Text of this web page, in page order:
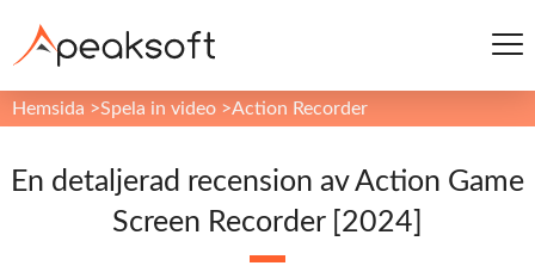
Hemsida >Spela in video >Action Recorder
En detaljerad recension av Action Game
Screen Recorder [2024]